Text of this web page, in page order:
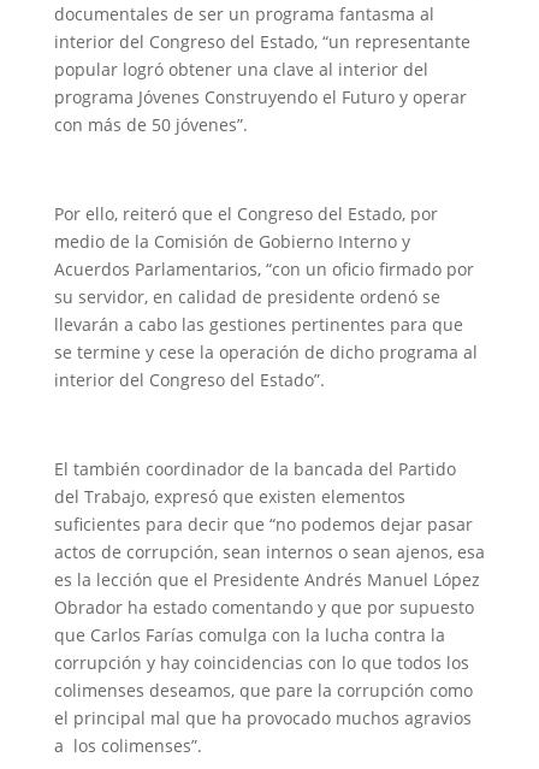
documentales de ser un programa fantasma al
interior del Congreso del Estado, “un representante
popular logró obtener una clave al interior del
programa Jóvenes Construyendo el Futuro y operar
con más de 50 jóvenes”.
Por ello, reiteró que el Congreso del Estado, por
medio de la Comisión de Gobierno Interno y
Acuerdos Parlamentarios, “con un oficio firmado por
su servidor, en calidad de presidente ordenó se
llevarán a cabo las gestiones pertinentes para que
se termine y cese la operación de dicho programa al
interior del Congreso del Estado”.
El también coordinador de la bancada del Partido
del Trabajo, expresó que existen elementos
suficientes para decir que “no podemos dejar pasar
actos de corrupción, sean internos o sean ajenos, esa
es la lección que el Presidente Andrés Manuel López
Obrador ha estado comentando y que por supuesto
que Carlos Farías comulga con la lucha contra la
corrupción y hay coincidencias con lo que todos los
colimenses deseamos, que pare la corrupción como
el principal mal que ha provocado muchos agravios
a los colimenses”.